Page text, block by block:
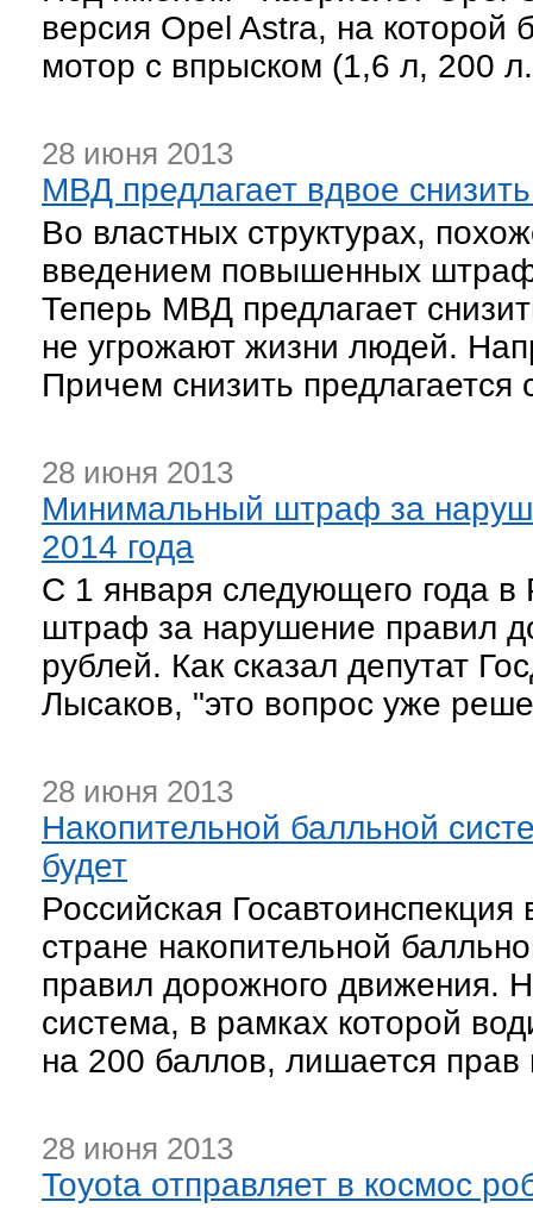
версия Opel Astra, на которой
мотор с впрыском (1,6 л, 200
28 июня 2013
МВД предлагает вдвое
Во властных структурах,
введением повышенных
Теперь МВД предлагает
не угрожают жизни людей.
Причем снизить предлагается
28 июня 2013
Минимальный штраф за
2014 года
С 1 января следующего года
штраф за нарушение правил
рублей. Как сказал депутат
Лысаков, "это вопрос уже
28 июня 2013
Накопительной балльной
будет
Российская
стране накопительной
правил дорожного движения.
система, в рамках которой
на 200 баллов, лишается прав
28 июня 2013
Toyota отправляет в космос